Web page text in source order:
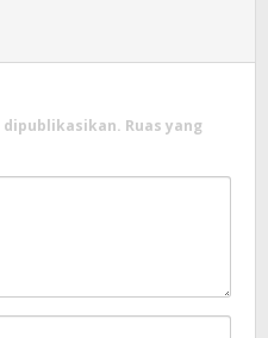
dipublikasikan. Ruas yang